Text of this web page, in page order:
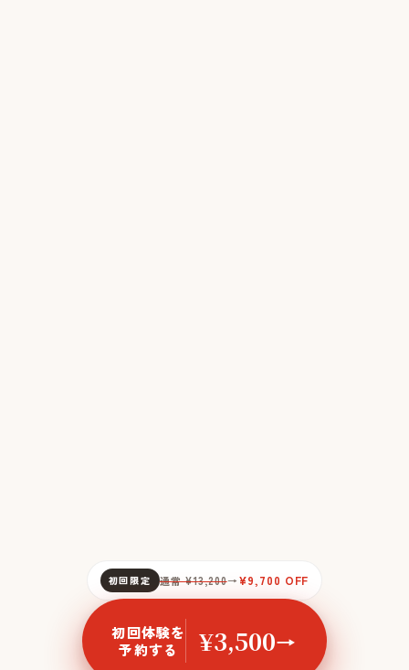
初回限定 通常 ¥13,200→¥9,700 OFF
初回体験を
予約する
¥3,500→